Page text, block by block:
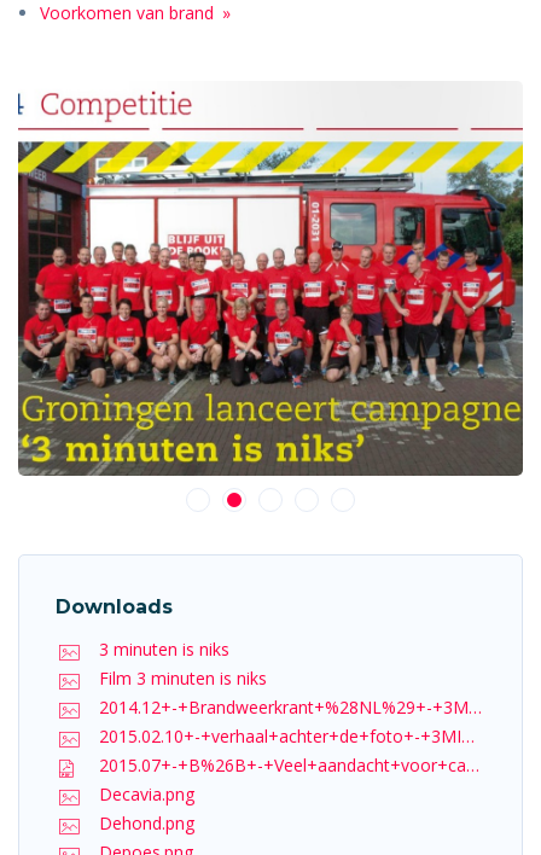
Voorkomen van brand
Downloads
3 minuten is niks
Film 3 minuten is niks
2014.12+-+Brandweerkrant+%28NL%29+-+3MIN+lancering.jpg
2015.02.10+-+verhaal+achter+de+foto+-+3MIN.jpg
2015.07+-+B%26B+-+Veel+aandacht+voor+campagne+3+minuten+is+niks.pdf
Decavia.png
Dehond.png